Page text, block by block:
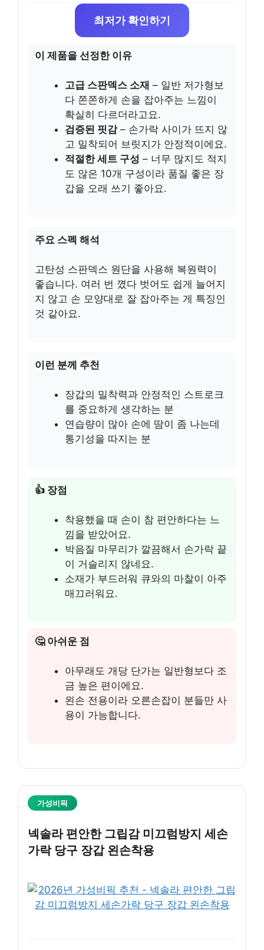
최저가 확인하기
이 제품을 선정한 이유
고급 스판덱스 소재 – 일반 저가형보
다 쫀쫀하게 손을 잡아주는 느낌이
확실히 다르더라고요.
검증된 핏감– 손가락 사이가 뜨지 않
고 밀착되어 브릿지가 안정적이에요.
적절한 세트 구성 – 너무 많지도 적지
도 않은 10개 구성이라 품질 좋은 장
갑을 오래 쓰기 좋아요.
주요 스펙 해석
고탄성 스판덱스 원단을 사용해 복원력이
좋습니다. 여러 번 꼈다 벗어도 쉽게 늘어지
지 않고 손 모양대로 잘 잡아주는 게 특징인
것 같아요.
이런 분께 추천
장갑의 밀착력과 안정적인 스트로크
를 중요하게 생각하는 분
연습량이 많아 손에 땀이 좀 나는데
통기성을 따지는 분
👍 장점
착용했을 때 손이 참 편안하다는 느
낌을 받았어요.
박음질 마무리가 깔끔해서 손가락 끝
이 거슬리지 않네요.
소재가 부드러워 큐와의 마찰이 아주
매끄러워요.
🤔 아쉬운 점
아무래도 개당 단가는 일반형보다 조
금 높은 편이에요.
왼손 전용이라 오른손잡이 분들만 사
용이 가능합니다.
가성비픽
넥솔라 편안한 그립감 미끄럼방지 세손
가락 당구 장갑 왼손착용